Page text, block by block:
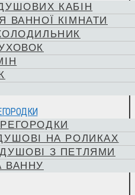
КАБІН
ВАННОЇ КІМНАТИ
НА РОЛИКАХ
З ПЕТЛЯМИ
ВАННУ